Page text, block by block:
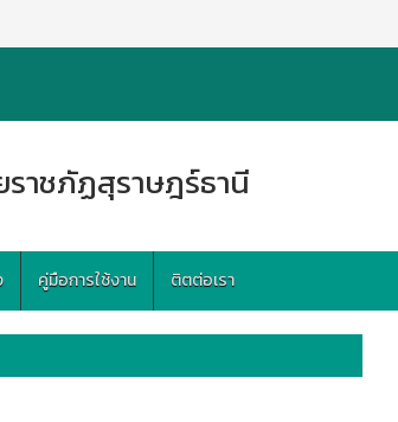
ราชภัฏสุราษฎร์ธานี
คู่มือการใช้งาน ติตต่อเรา